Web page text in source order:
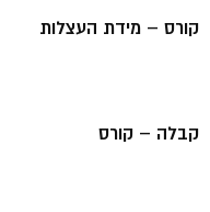
קורס – מידת העצלות
קבלה – קורס